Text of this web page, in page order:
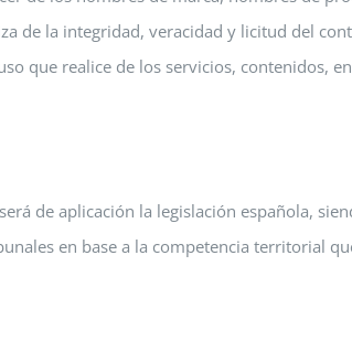
de la integridad, veracidad y licitud del
que realice de los servicios, contenidos,
de aplicación la legislación española,
en base a la competencia territorial